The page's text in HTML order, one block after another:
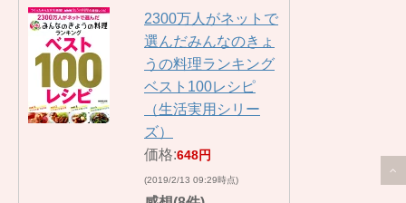
2300万人がネットで
選んだみんなのきょ
うの料理ランキング
ベスト100レシピ
（生活実用シリー
ズ）
価格:648円
(2019/2/13 09:29時点)